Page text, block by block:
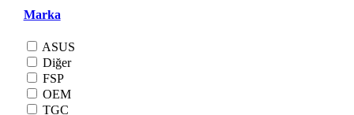
Marka
ASUS
Diğer
FSP
OEM
TGC